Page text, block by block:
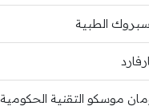
الطبية
موسكو التقنية الحكومية